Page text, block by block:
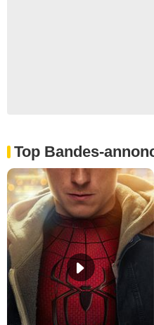
Top Bandes-